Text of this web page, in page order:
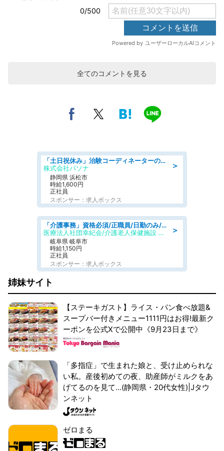
全てのコメントを見る
＞
「土日祝休み」治験コーディネーターのお仕事/未経験OK
株式会社パソナ
静岡県 浜松市
時給1,600円
正社員
スポンサー：求人ボックス
＞
「介護事務」資格必須/正職員/日勤のみ/介護老人保健施設
医療法人社団幸紀会/介護老人保健施設 グリーンビラ安江
岐阜県 岐阜市
時給1,150円
正社員
スポンサー：求人ボックス
姉妹サイト
【ステーキガスト】ライス・パン食べ放題&
スープバー付きメニュー1111円はお得!最新ク
ーポンを公式Xで公開中《9月23日まで》
「多指症」で生まれた娘と、受け止められな
い私。産後初めての夜、助産師がミルクをあ
げてるのを見て...(静岡県・20代女性)|Jタウ
ンネット
ゼロまる